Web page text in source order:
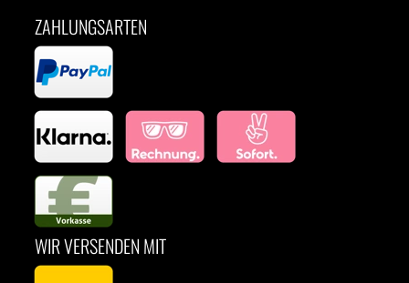
ZAHLUNGSARTEN
WIR VERSENDEN MIT